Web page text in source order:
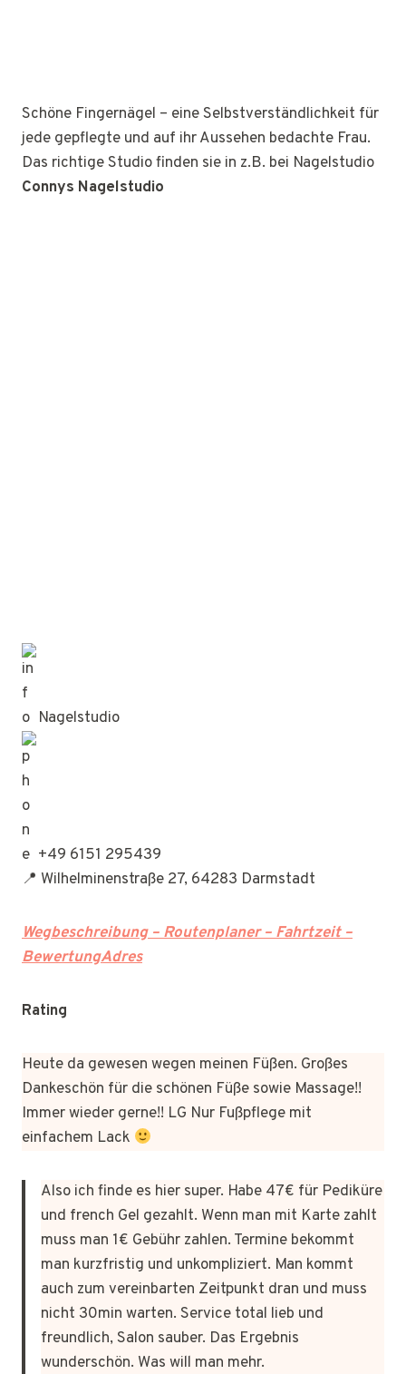
Schöne Fingernägel – eine Selbstverständlichkeit für
jede gepflegte und auf ihr Aussehen bedachte Frau.
Das richtige Studio finden sie in z.B. bei Nagelstudio
Connys Nagelstudio
Nagelstudio
+49 6151 295439
📍 Wilhelminenstraße 27, 64283 Darmstadt
Wegbeschreibung – Routenplaner – Fahrtzeit –
BewertungAdres
Rating
Heute da gewesen wegen meinen Füßen. Großes
Dankeschön für die schönen Füße sowie Massage!!
Immer wieder gerne!! LG Nur Fußpflege mit
einfachem Lack
Also ich finde es hier super. Habe 47€ für Pediküre
und french Gel gezahlt. Wenn man mit Karte zahlt
muss man 1€ Gebühr zahlen. Termine bekommt
man kurzfristig und unkompliziert. Man kommt
auch zum vereinbarten Zeitpunkt dran und muss
nicht 30min warten. Service total lieb und
freundlich, Salon sauber. Das Ergebnis
wunderschön. Was will man mehr.